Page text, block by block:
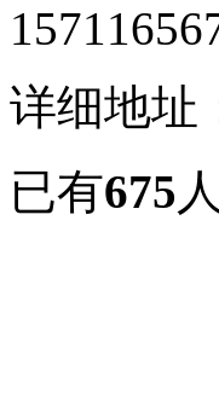
详细地址
已有675